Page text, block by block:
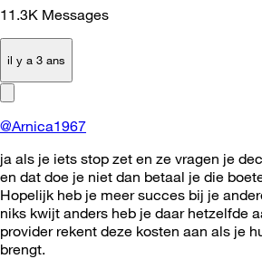
11.3K Messages
il y a 3 ans
@Arnica1967
ja als je iets stop zet en ze vragen je
en dat doe je niet dan betaal je die
Hopelijk heb je meer succes bij je
niks kwijt anders heb je daar hetzelfde
provider rekent deze kosten aan als je
brengt.